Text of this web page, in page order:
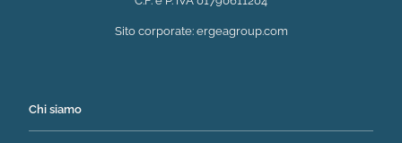
Sito corporate: ergeagroup.com(si apre in una nuova
Chi siamo